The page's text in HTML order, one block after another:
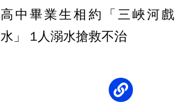
高中畢業生相約「三峽河戲
水」 1人溺水搶救不治